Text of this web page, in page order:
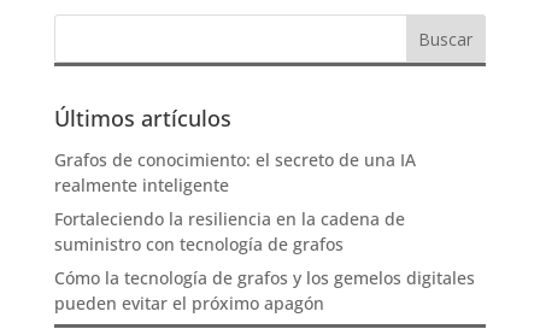
Últimos artículos
Grafos de conocimiento: el secreto de una IA
realmente inteligente
Fortaleciendo la resiliencia en la cadena de
suministro con tecnología de grafos
Cómo la tecnología de grafos y los gemelos digitales
pueden evitar el próximo apagón